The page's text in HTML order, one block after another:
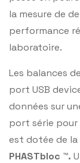
la mesure de
performance
laboratoire.
Les balances
port USB
données sur
port série pour
est dotée de la
PHASTbloc ™.